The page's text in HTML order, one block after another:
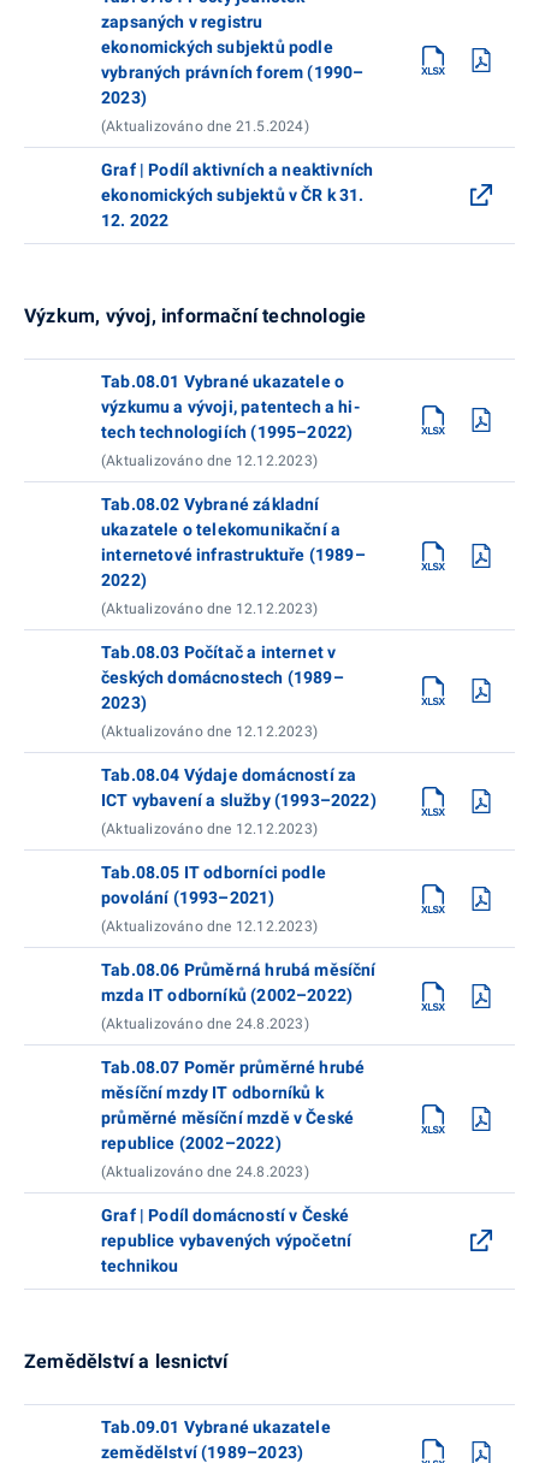
zapsaných v registru
ekonomických subjektů podle
vybraných právních forem (1990–
2023)
(Aktualizováno dne 21.5.2024)
Graf | Podíl aktivních a neaktivních
ekonomických subjektů v ČR k 31.
12. 2022
Výzkum, vývoj, informační technologie
Tab.08.01 Vybrané ukazatele o
výzkumu a vývoji, patentech a hi-
tech technologiích (1995–2022)
(Aktualizováno dne 12.12.2023)
Tab.08.02 Vybrané základní
ukazatele o telekomunikační a
internetové infrastruktuře (1989–
2022)
(Aktualizováno dne 12.12.2023)
Tab.08.03 Počítač a internet v
českých domácnostech (1989–
2023)
(Aktualizováno dne 12.12.2023)
Tab.08.04 Výdaje domácností za
ICT vybavení a služby (1993–2022)
(Aktualizováno dne 12.12.2023)
Tab.08.05 IT odborníci podle
povolání (1993–2021)
(Aktualizováno dne 12.12.2023)
Tab.08.06 Průměrná hrubá měsíční
mzda IT odborníků (2002–2022)
(Aktualizováno dne 24.8.2023)
Tab.08.07 Poměr průměrné hrubé
měsíční mzdy IT odborníků k
průměrné měsíční mzdě v České
republice (2002–2022)
(Aktualizováno dne 24.8.2023)
Graf | Podíl domácností v České
republice vybavených výpočetní
technikou
Zemědělství a lesnictví
Tab.09.01 Vybrané ukazatele
zemědělství (1989–2023)